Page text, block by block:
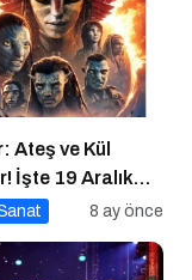
Ateş ve Kül
İşte 19 Aralık
8 ay önce